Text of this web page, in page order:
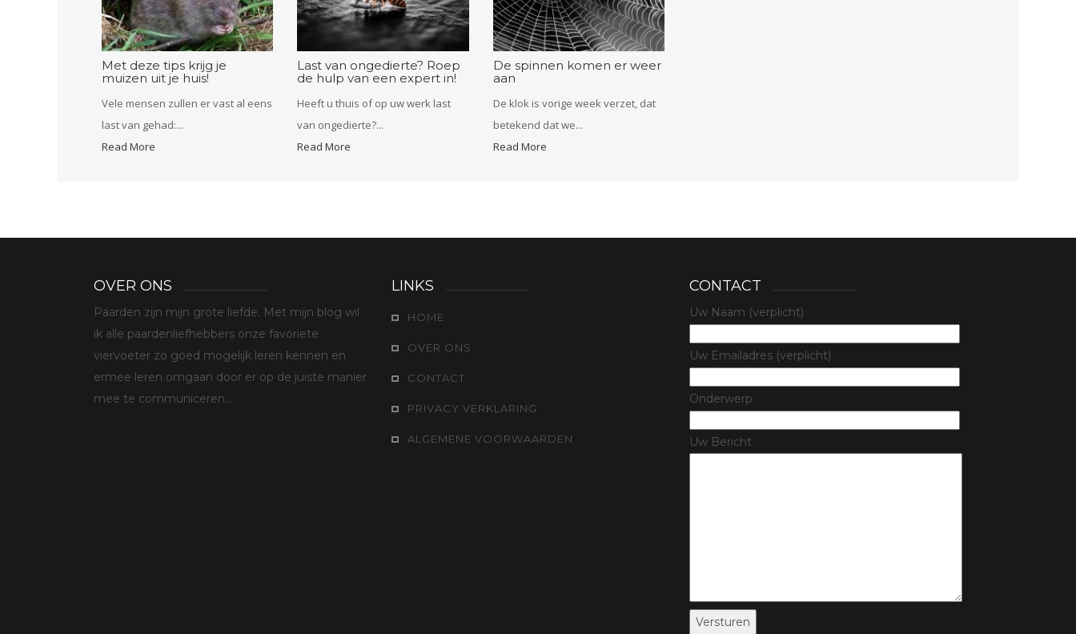
Met deze tips krijg je
muizen uit je huis!
Vele mensen zullen er vast al eens
last van gehad:...
Read More
Last van ongedierte? Roep
de hulp van een expert in!
Heeft u thuis of op uw werk last
van ongedierte?...
Read More
De spinnen komen er weer
aan
De klok is vorige week verzet, dat
betekend dat we...
Read More
OVER ONS
Paarden zijn mijn grote liefde. Met mijn blog wil
ik alle paardenliefhebbers onze favoriete
viervoeter zo goed mogelijk leren kennen en
ermee leren omgaan door er op de juiste manier
mee te communiceren...
LINKS
HOME
OVER ONS
CONTACT
PRIVACY VERKLARING
ALGEMENE VOORWAARDEN
CONTACT
Uw Naam (verplicht)
Uw Emailadres (verplicht)
Onderwerp
Uw Bericht